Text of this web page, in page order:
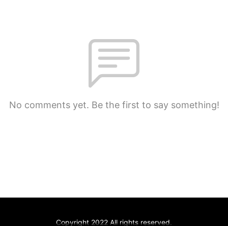
No comments yet. Be the first to say something!
Copyright 2022 All rights reserved.